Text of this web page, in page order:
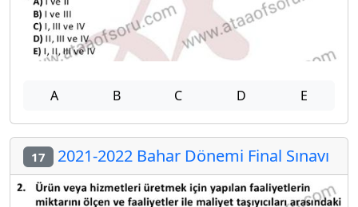
A B C D E
17 2021-2022 Bahar Dönemi Final Sınavı